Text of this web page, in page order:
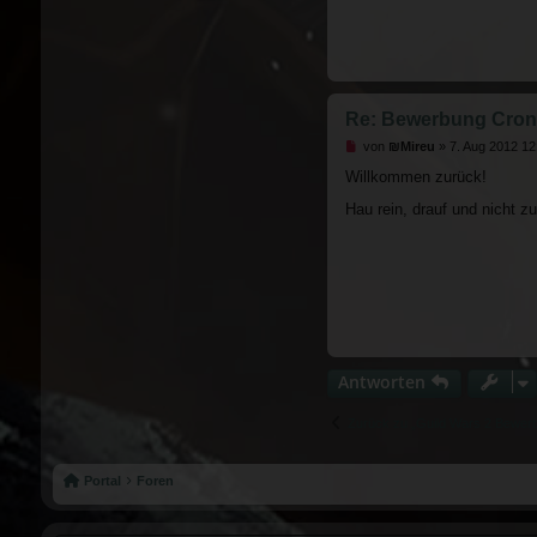
Re: Bewerbung
Ungelesener Beitrag
von ₪Mireu » 7. Aug 2012
Willkommen zurück!
Hau rein, drauf und nicht
Antworten
Portal Foren